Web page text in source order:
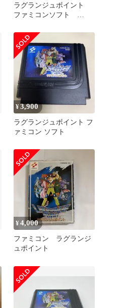
ラグランジュポイント
ファミコンソフト
¥3,900
ラグランジュポイント フ
ァミコン ソフト
¥4,000
ファミコン ラグランジ
ュポイント